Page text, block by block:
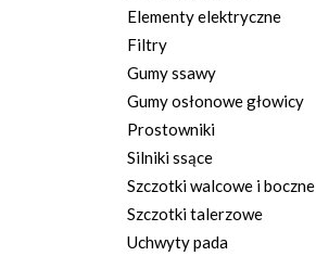
Elementy elektryczne
Filtry
Gumy ssawy
Gumy osłonowe głowicy
Prostowniki
Silniki ssące
Szczotki walcowe i boczne
Szczotki talerzowe
Uchwyty pada